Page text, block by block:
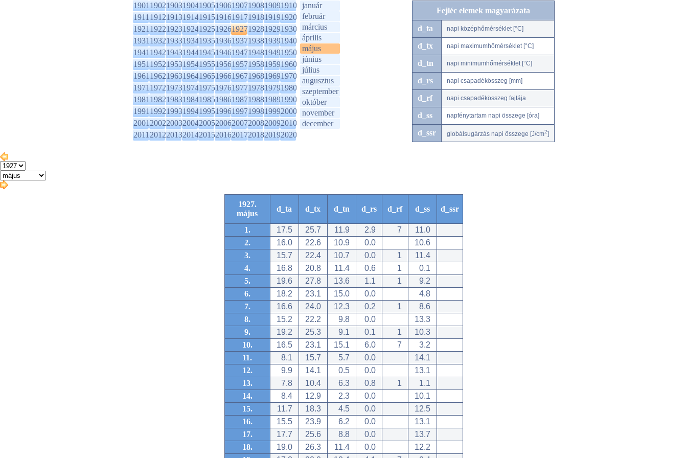
1901190219031904190519061907190819091910
1911191219131914191519161917191819191920
1921192219231924192519261927192819291930
1931193219331934193519361937193819391940
1941194219431944194519461947194819491950
1951195219531954195519561957195819591960
1961196219631964196519661967196819691970
1971197219731974197519761977197819791980
1981198219831984198519861987198819891990
1991199219931994199519961997199819992000
2001200220032004200520062007200820092010
2011201220132014201520162017201820192020
január
február
március
április
május
június
július
augusztus
szeptember
október
november
december
Fejléc elemek magyarázata
d_ta napi középhőmérséklet [°C]
d_tx napi maximumhőmérséklet [°C]
d_tn napi minimumhőmérséklet [°C]
d_rs napi csapadékösszeg [mm]
d_rf napi csapadékösszeg fajtája
d_ss napfénytartam napi összege [óra]
d_ssr globálsugárzás napi összege [J/cm2]
1927.
május
d_ta d_tx d_tn d_rs d_rf d_ss d_ssr
1. 17.5 25.7 11.9 2.9 7
11.0
2.
16.0 22.6 10.9 0.0
10.6
3.
15.7 22.4 10.7 0.0 1
11.4
4.
16.8 20.8 11.4 0.6 1
0.1
5.
19.6 27.8 13.6 1.1 1
9.2
6.
18.2 23.1 15.0 0.0
4.8
7.
16.6 24.0 12.3 0.2 1
8.6
8.
15.2 22.2 9.8 0.0
13.3
9.
19.2 25.3 9.1 0.1 1
10.3
10.
16.5 23.1 15.1 6.0 7
3.2
11.
8.1 15.7 5.7 0.0
14.1
12.
9.9 14.1 0.5 0.0
13.1
13.
7.8 10.4 6.3 0.8 1
1.1
14.
8.4 12.9 2.3 0.0
10.1
15.
11.7 18.3 4.5 0.0
12.5
16.
15.5 23.9 6.2 0.0
13.1
17.
17.7 25.6 8.8 0.0
13.7
18.
19.0 26.3 11.4 0.0
12.2